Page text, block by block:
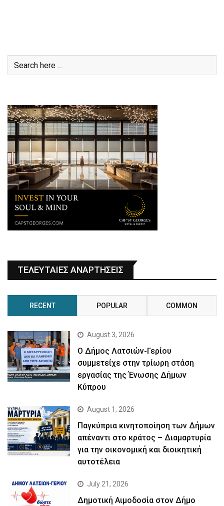
ΤΕΛΕΥΤΑΙΕΣ ΑΝΑΡΤΗΣΕΙΣ
RECENT POPULAR COMMON
August 3, 2026
Ο Δήμος Λατσιών-Γερίου
συμμετείχε στην τρίωρη στάση
εργασίας της Ένωσης Δήμων
Κύπρου
August 1, 2026
Παγκύπρια κινητοποίηση των Δήμων
απέναντι στο κράτος – Διαμαρτυρία
για την οικονομική και διοικητική
αυτοτέλεια
July 21, 2026
Δημοτική Αιμοδοσία στον Δήμο